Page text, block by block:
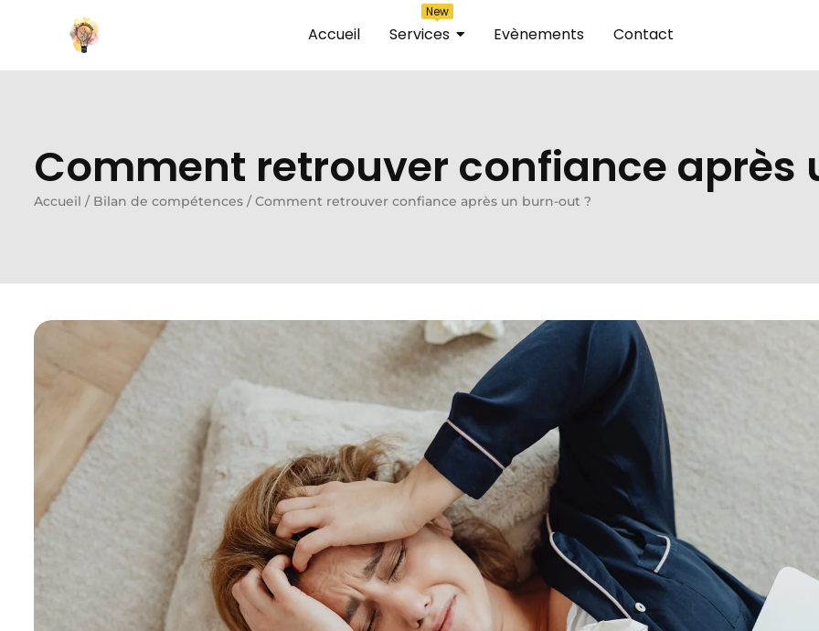
Accueil Services
New
Evènements Contact
Comment retrouver confiance après
Accueil / Bilan de compétences / Comment retrouver confiance après un burn-out ?